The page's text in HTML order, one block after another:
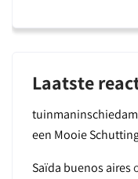
Laatste
tuinmaninschiedam
een Mooie
Saïda buenos aires